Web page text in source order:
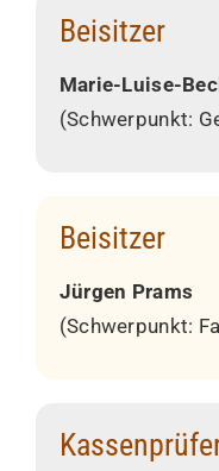
Beisitzer
Marie-Luise-
(Schwerpunkt:
Beisitzer
Jürgen Prams
(Schwerpunkt: